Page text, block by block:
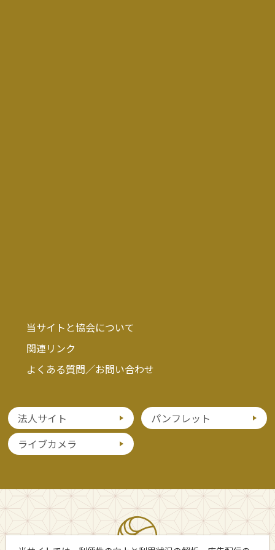
当サイトと協会について
関連リンク
よくある質問／お問い合わせ
法人サイト
パンフレット
ライブカメラ